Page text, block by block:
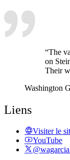
“The
on
Their
Washington
Liens
Visiter le
YouTube